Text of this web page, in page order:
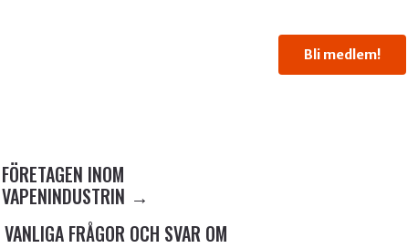
Bli medlem!
FÖRETAGEN INOM
VAPENINDUSTRIN
VANLIGA FRÅGOR OCH SVAR OM